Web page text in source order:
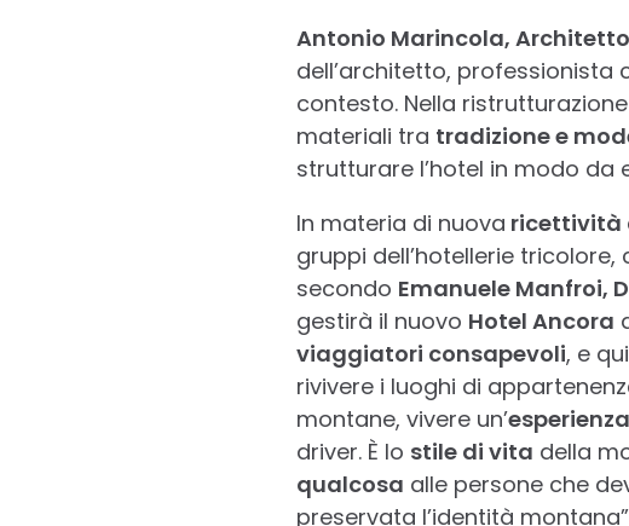
Antonio Marincola,
dell’architetto, professionista
contesto. Nella ristrutturazione
materiali tra tradizione e
strutturare l’hotel in modo da
In materia di nuova ricettività
gruppi dell’hotellerie tricolore,
secondo Emanuele Manfroi,
gestirà il nuovo Hotel Ancora
viaggiatori consapevoli, e
rivivere i luoghi di
montane, vivere un’
driver. È lo stile di vita della
qualcosa alle persone che
preservata l’identità